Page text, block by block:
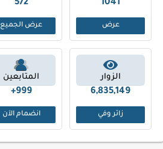
1173
عرض
653
عرض الجميع
الزوار
6,835,149
زائر وفي
المتابعين
999+
انضمام الآن